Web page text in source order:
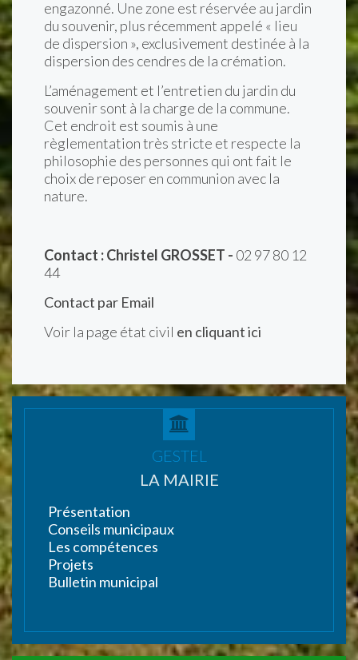
engazonné. Une zone est réservée au jardin
du souvenir, plus récemment appelé « lieu
de dispersion », exclusivement destinée à la
dispersion des cendres de la crémation.
L’aménagement et l’entretien du jardin du
souvenir sont à la charge de la commune.
Cet endroit est soumis à une
règlementation très stricte et respecte la
philosophie des personnes qui ont fait le
choix de reposer en communion avec la
nature.
Contact : Christel GROSSET - 02 97 80 12
44
Contact par Email
Voir la page état civil en cliquant ici
GESTEL
LA MAIRIE
Présentation
Conseils municipaux
Les compétences
Projets
Bulletin municipal